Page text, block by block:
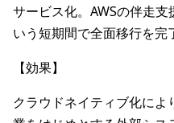
サービス化。AWSの伴走
いう短期間で全面移行を完
【効果】
クラウドネイティブ化に